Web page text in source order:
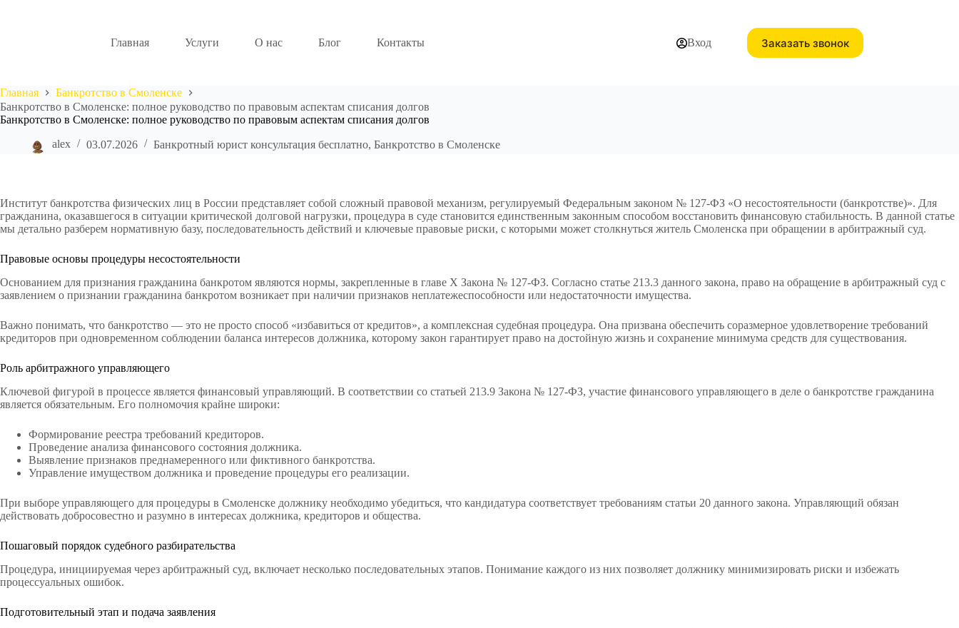
Главная
Услуги О нас Блог Контакты Вход Заказать звонок
Главная
Банкротство в Смоленске
Банкротство в Смоленске: полное руководство по правовым аспектам списания долгов
Банкротство в Смоленске: полное руководство по правовым аспектам списания долгов
alex 03.07.2026 Банкротный юрист консультация бесплатно, Банкротство в Смоленске
Институт банкротства физических лиц в России представляет собой сложный правовой механизм, регулируемый Федеральным законом № 127-ФЗ «О несостоятельности (банкротстве)». Для
гражданина, оказавшегося в ситуации критической долговой нагрузки, процедура в суде становится единственным законным способом восстановить финансовую стабильность. В данной статье
мы детально разберем нормативную базу, последовательность действий и ключевые правовые риски, с которыми может столкнуться житель Смоленска при обращении в арбитражный суд.
Правовые основы процедуры несостоятельности
Основанием для признания гражданина банкротом являются нормы, закрепленные в главе X Закона № 127-ФЗ. Согласно статье 213.3 данного закона, право на обращение в арбитражный суд с
заявлением о признании гражданина банкротом возникает при наличии признаков неплатежеспособности или недостаточности имущества.
Важно понимать, что банкротство — это не просто способ «избавиться от кредитов», а комплексная судебная процедура. Она призвана обеспечить соразмерное удовлетворение требований
кредиторов при одновременном соблюдении баланса интересов должника, которому закон гарантирует право на достойную жизнь и сохранение минимума средств для существования.
Роль арбитражного управляющего
Ключевой фигурой в процессе является финансовый управляющий. В соответствии со статьей 213.9 Закона № 127-ФЗ, участие финансового управляющего в деле о банкротстве гражданина
является обязательным. Его полномочия крайне широки:
Формирование реестра требований кредиторов.
Проведение анализа финансового состояния должника.
Выявление признаков преднамеренного или фиктивного банкротства.
Управление имуществом должника и проведение процедуры его реализации.
При выборе управляющего для процедуры в Смоленске должнику необходимо убедиться, что кандидатура соответствует требованиям статьи 20 данного закона. Управляющий обязан
действовать добросовестно и разумно в интересах должника, кредиторов и общества.
Пошаговый порядок судебного разбирательства
Процедура, инициируемая через арбитражный суд, включает несколько последовательных этапов. Понимание каждого из них позволяет должнику минимизировать риски и избежать
процессуальных ошибок.
Подготовительный этап и подача заявления